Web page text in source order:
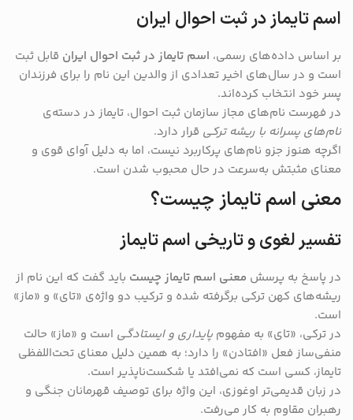
اسم تایماز در ثبت احوال ایران
بر اساس داده‌های رسمی، اسم تایماز در ثبت احوال ایران قابل ثبت
است و در سال‌های اخیر تعدادی از والدین این نام را برای فرزندان
پسر خود انتخاب کرده‌اند.
در فهرست نام‌های مجاز سازمان ثبت احوال، تایماز در دسته‌ی
نام‌های پسرانه با ریشه ترکی قرار دارد.
اگرچه هنوز جزو نام‌های پرکاربرد نیست، اما به دلیل آوای قوی و
معنای مثبتش به‌سرعت در حال محبوب شدن است.
معنی اسم تایماز چیست؟
تفسیر لغوی و تاریخی اسم تایماز
در پاسخ به پرسش معنی اسم تایماز چیست باید گفت که این نام از
ریشه‌های کهن ترکی برگرفته شده و ترکیب دو واژه‌ی «تای» و «ماز»
است.
در ترکی، «تای» به مفهوم پایداری و ایستادگی است و «ماز» حالت
منفی‌ساز فعل «افتادن» را دارد؛ به همین دلیل معنای تحت‌اللفظی
تایماز، کسی است که نمی‌افتد یا شکست‌ناپذیر است.
در زبان قدیمی‌تر اوغوزی، این واژه برای توصیف قهرمانان جنگی و
رهبران مقاوم به کار می‌رفت.